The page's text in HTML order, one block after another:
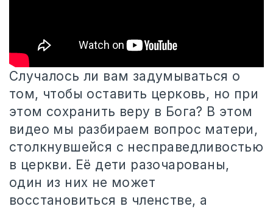
Случалось ли вам задумываться о
том, чтобы оставить церковь, но при
этом сохранить веру в Бога? В этом
видео мы разбираем вопрос матери,
столкнувшейся с несправедливостью
в церкви. Её дети разочарованы,
один из них не может
восстановиться в членстве, а